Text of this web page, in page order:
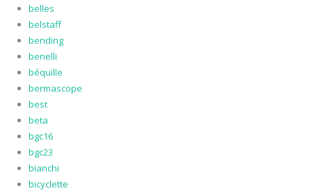
belles
belstaff
bending
benelli
béquille
bermascope
best
beta
bgc16
bgc23
bianchi
bicyclette